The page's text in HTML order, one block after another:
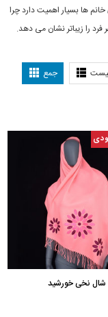
ها بسیار اهمیت دارد چرا
را زیباتر نشان می دهد.
جمع
شال نخی خورشید